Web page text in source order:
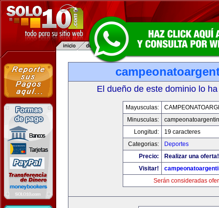
El dueño de este dominio lo
Mayusculas:
Minusculas:
Longitud:
19 caracteres
Categorias:
Deportes
Precio:
Realizar una oferta!
Visitar!
Serán consideradas